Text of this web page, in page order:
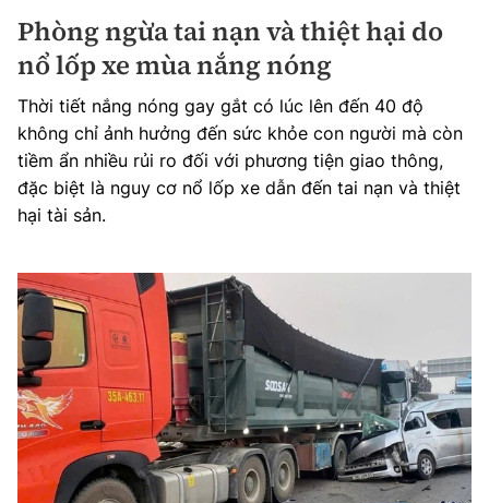
Phòng ngừa tai nạn và thiệt hại do
nổ lốp xe mùa nắng nóng
Thời tiết nắng nóng gay gắt có lúc lên đến 40 độ
không chỉ ảnh hưởng đến sức khỏe con người mà còn
tiềm ẩn nhiều rủi ro đối với phương tiện giao thông,
đặc biệt là nguy cơ nổ lốp xe dẫn đến tai nạn và thiệt
hại tài sản.